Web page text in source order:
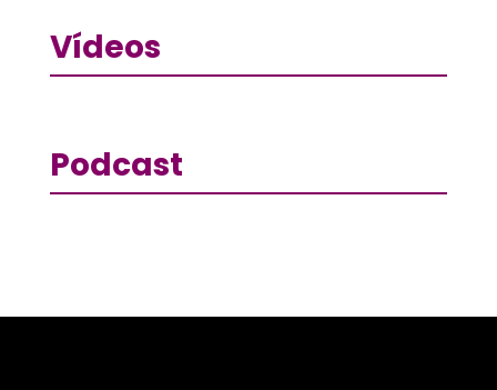
Vídeos
Podcast